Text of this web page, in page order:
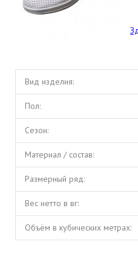
Вид изделия:
Пол:
Сезон:
Материал / состав:
Размерный ряд:
Вес нетто в вг:
Объём в кубических метрах: